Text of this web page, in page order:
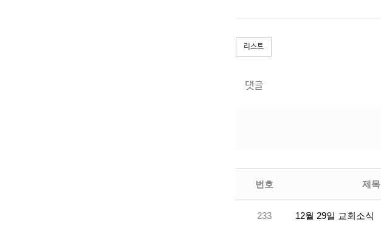
리스트
댓글
번호 제목
233 12월 29일 교회소식